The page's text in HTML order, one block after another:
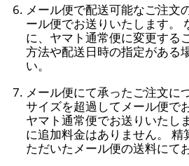
メール便で配送可能なご注文
ール便でお送りいたします。
に、ヤマト通常便に変更する
方法や配送日時の指定がある
い。
メール便にて承ったご注文に
サイズを超過してメール便で
ヤマト通常便でお送りいたし
に追加料金はありません。 精
ただいたメール便の送料にて